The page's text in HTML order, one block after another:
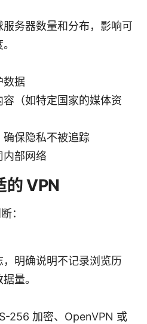
务器数量和分布，影响可
数据
（如特定国家的媒体资
保隐私不被追踪
内部网络
的 VPN
：
明确说明不记录浏览历
量。
256 加密、OpenVPN 或